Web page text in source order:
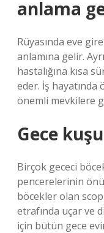
anlama
Rüyasında eve
anlamına gelir.
hastalığına kısa
eder. İş hayatında
önemli mevkilere
Gece
Birçok gececi
pencerelerinin
böcekler olan
etrafında uçar ve
için bütün gece